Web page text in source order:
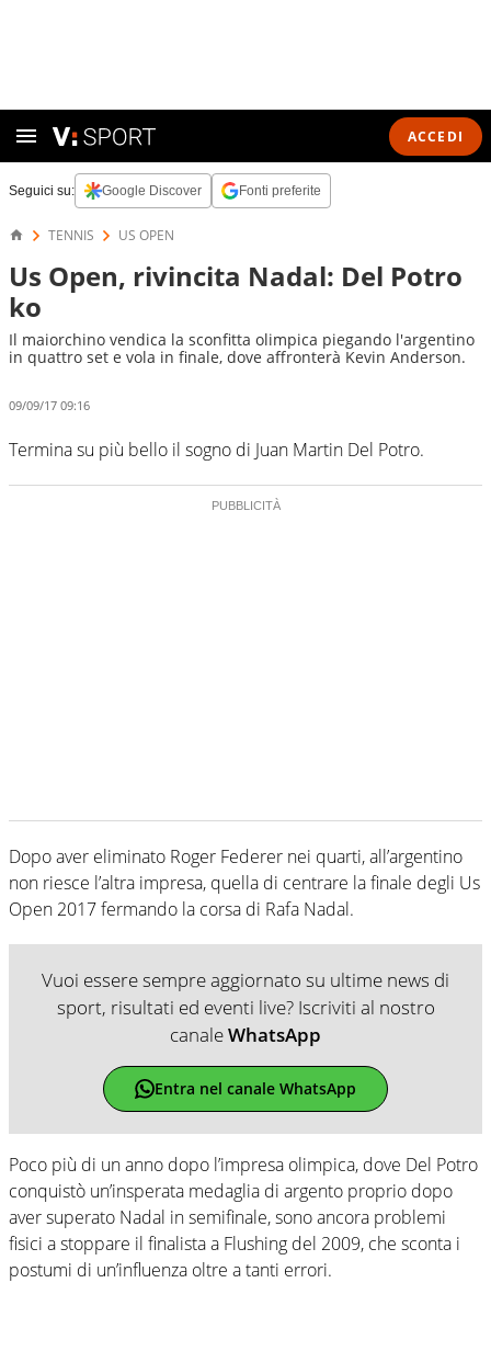
ACCEDI
Seguici su: Google Discover Fonti preferite
TENNIS US OPEN
Us Open, rivincita Nadal: Del Potro
ko
Il maiorchino vendica la sconfitta olimpica piegando l'argentino
in quattro set e vola in finale, dove affronterà Kevin Anderson.
09/09/17 09:16
Termina su più bello il sogno di Juan Martin Del Potro.
Dopo aver eliminato Roger Federer nei quarti, all’argentino
non riesce l’altra impresa, quella di centrare la finale degli Us
Open 2017 fermando la corsa di Rafa Nadal.
Vuoi essere sempre aggiornato su ultime news di
sport, risultati ed eventi live? Iscriviti al nostro
canaleWhatsApp
Entra nel canale WhatsApp
Poco più di un anno dopo l’impresa olimpica, dove Del Potro
conquistò un’insperata medaglia di argento proprio dopo
aver superato Nadal in semifinale, sono ancora problemi
fisici a stoppare il finalista a Flushing del 2009, che sconta i
postumi di un’influenza oltre a tanti errori.